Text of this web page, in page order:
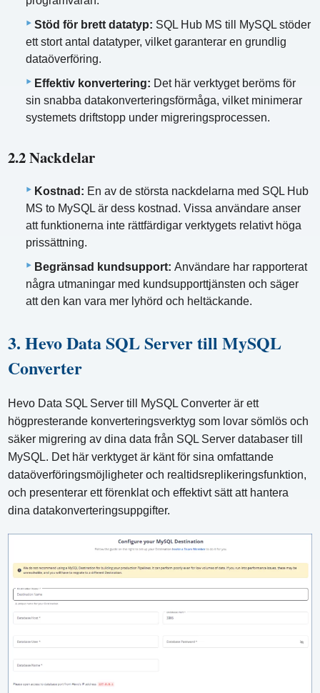
Stöd för brett datatyp: SQL Hub MS till MySQL stöder
ett stort antal datatyper, vilket garanterar en grundlig
dataöverföring.
Effektiv konvertering: Det här verktyget beröms för
sin snabba datakonverteringsförmåga, vilket minimerar
systemets driftstopp under migreringsprocessen.
2.2 Nackdelar
Kostnad: En av de största nackdelarna med SQL Hub
MS to MySQL är dess kostnad. Vissa användare anser
att funktionerna inte rättfärdigar verktygets relativt höga
prissättning.
Begränsad kundsupport: Användare har rapporterat
några utmaningar med kundsupporttjänsten och säger
att den kan vara mer lyhörd och heltäckande.
3. Hevo Data SQL Server till MySQL
Converter
Hevo Data SQL Server till MySQL Converter är ett
högpresterande konverteringsverktyg som lovar sömlös och
säker migrering av dina data från SQL Server databaser till
MySQL. Det här verktyget är känt för sina omfattande
dataöverföringsmöjligheter och realtidsreplikeringsfunktion,
och presenterar ett förenklat och effektivt sätt att hantera
dina datakonverteringsuppgifter.